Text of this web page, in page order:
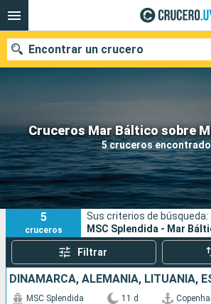
Cruceros Mar Báltico sobre
5 cruceros
Encontrar un crucero
Nuestros destinos
Fecha de salida
Puertos
5
cruceros
Sus criterios de búsqueda:
MSC Splendida - Mar
Filtrar
MSC Splendida 11 d